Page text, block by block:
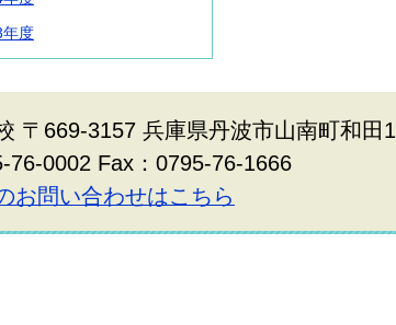
年度
〒669-3157 兵庫県丹波市山南町和田1
76-0002 Fax：0795-76-1666
お問い合わせはこちら